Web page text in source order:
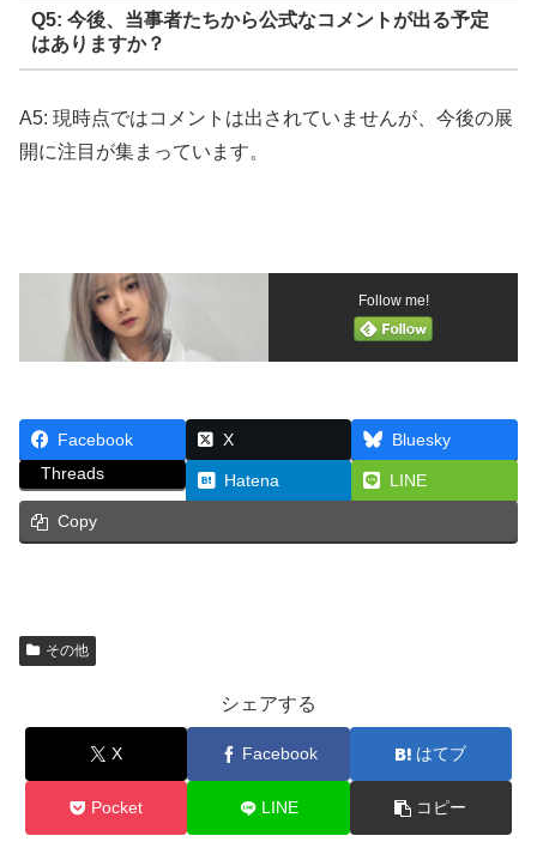
Q5: 今後、当事者たちから公式なコメントが出る予定
はありますか？
A5: 現時点ではコメントは出されていませんが、今後の展
開に注目が集まっています。
Follow me!
Facebook X
Bluesky
Threads
Hatena LINE
Copy
その他
シェアする
X Facebook はてブ
Pocket LINE コピー